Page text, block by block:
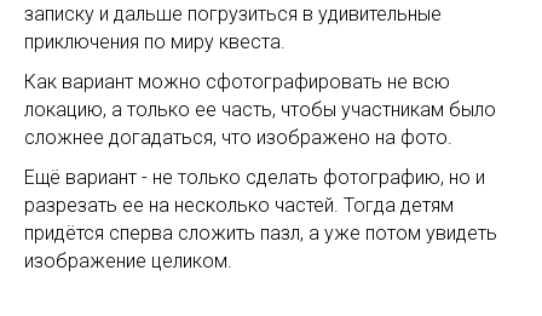
записку и дальше погрузиться в удивительные
приключения по миру квеста.
Как вариант можно сфотографировать не всю
локацию, а только ее часть, чтобы участникам было
сложнее догадаться, что изображено на фото.
Ещё вариант - не только сделать фотографию, но и
разрезать ее на несколько частей. Тогда детям
придётся сперва сложить пазл, а уже потом увидеть
изображение целиком.